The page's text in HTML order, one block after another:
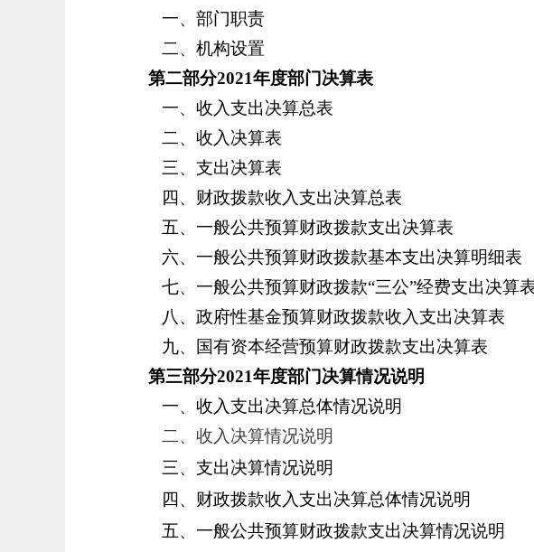
一、部门职责
二、机构设置
第二部分2021年度部门决算表
一、收入支出决算总表
二、收入决算表
三、支出决算表
四、财政拨款收入支出决算总表
五、一般公共预算财政拨款支出决算表
六、一般公共预算财政拨款基本支出决算明细表
七、一般公共预算财政拨款“三公”经费支出决算
八、政府性基金预算财政拨款收入支出决算表
九、国有资本经营预算财政拨款支出决算表
第三部分2021年度部门决算情况说明
一、收入支出决算总体情况说明
二、收入决算情况说明
三、支出决算情况说明
四、财政拨款收入支出决算总体情况说明
五、一般公共预算财政拨款支出决算情况说明